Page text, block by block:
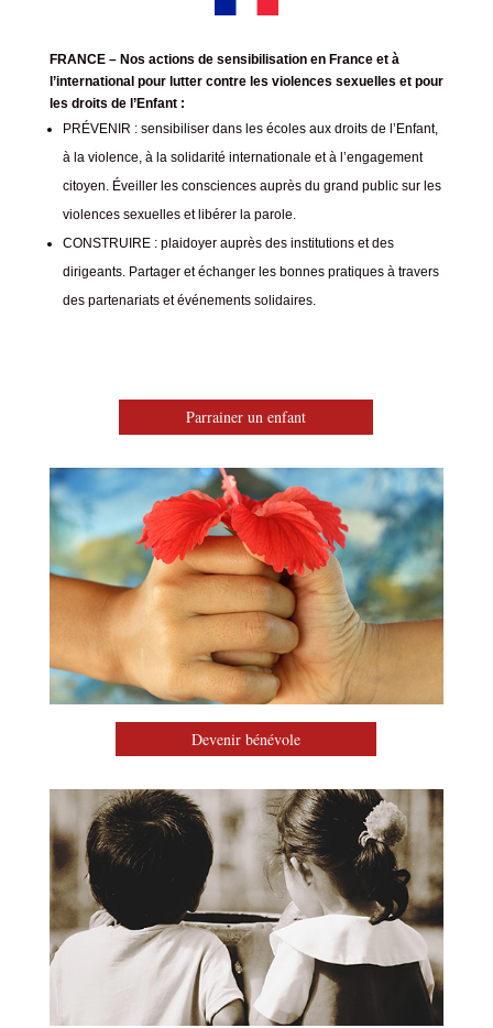
FRANCE – Nos actions de sensibilisation en France et à
l’international pour lutter contre les violences sexuelles et pour
les droits de l’Enfant :
PRÉVENIR : sensibiliser dans les écoles aux droits de l’Enfant,
à la violence, à la solidarité internationale et à l’engagement
citoyen. Éveiller les consciences auprès du grand public sur les
violences sexuelles et libérer la parole.
CONSTRUIRE : plaidoyer auprès des institutions et des
dirigeants. Partager et échanger les bonnes pratiques à travers
des partenariats et événements solidaires.
Parrainer un enfant
Devenir bénévole